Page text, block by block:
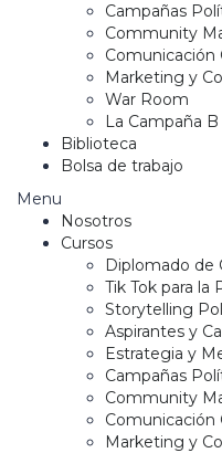
Campañas
Community
Comunicación
Marketing y
War Room
La Campaña B
Biblioteca
Bolsa de trabajo
Menu
Nosotros
Cursos
Diplomado de
Tik Tok para la
Storytelling
Aspirantes y
Estrategia y
Campañas
Community
Comunicación
Marketing y